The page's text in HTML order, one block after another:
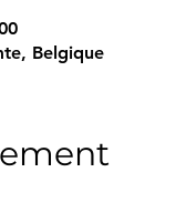
Belgique